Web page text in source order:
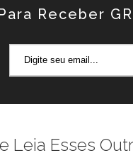
Receber
Leia Esses